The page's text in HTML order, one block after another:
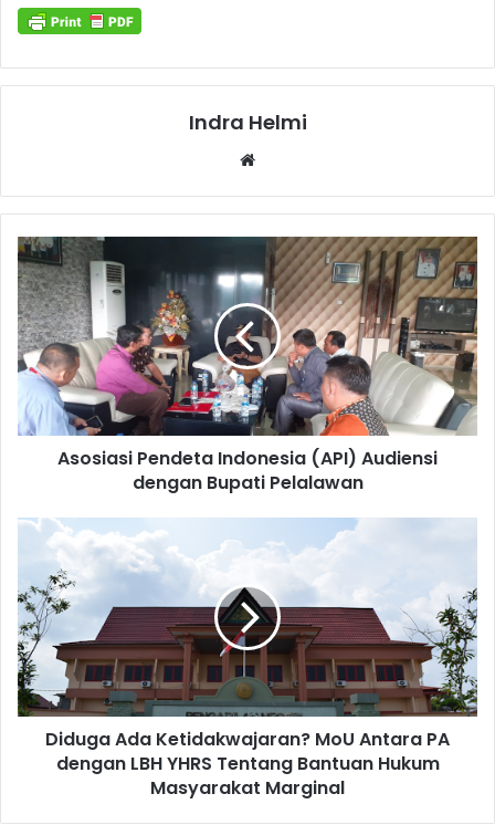
Indra Helmi
Asosiasi Pendeta Indonesia (API) Audiensi
dengan Bupati Pelalawan
Diduga Ada Ketidakwajaran? MoU Antara PA
dengan LBH YHRS Tentang Bantuan Hukum
Masyarakat Marginal